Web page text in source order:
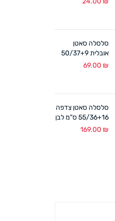
סלסלה סאטן
אובלית 50/37+9
ס"מ לבן
69.00 ₪
סלסלה סאטן צדפה
55/36+16 ס"מ לבן
169.00 ₪